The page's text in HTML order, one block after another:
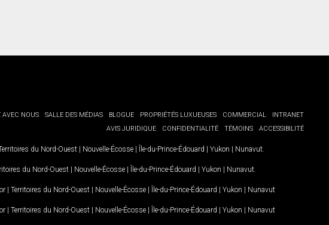
NOUS SALLE DES MÉDIAS BLOGUE PROPRIÉTÉS LUXUEUSES COMMERCIAL
INTRANET
AVIS JURIDIQUE
CONFIDENTIALITÉ TÉMOINS ACCESSIBILITÉ
du Nord-Ouest | Nouvelle-Écosse | Île-du-Prince-Édouard | Yukon | Nunavut
du Nord-Ouest | Nouvelle-Écosse | Île-du-Prince-Édouard | Yukon | Nunavut
| Territoires du Nord-Ouest | Nouvelle-Écosse | Île-du-Prince-Édouard | Yukon | Nunavut
| Territoires du Nord-Ouest | Nouvelle-Écosse | Île-du-Prince-Édouard | Yukon | Nunavut